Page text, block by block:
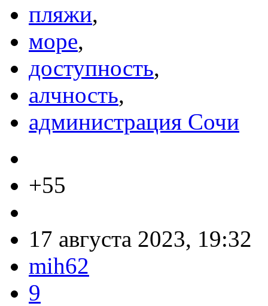
пляжи,
море,
доступность,
алчность,
администрация Сочи
+55
17 августа 2023, 19:32
mih62
9